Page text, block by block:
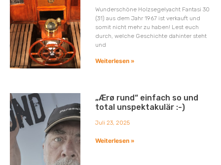
Wunderschöne Holzsegelyacht Fantasi 30
(31) aus dem Jahr 1967 ist verkauft und
somit nicht mehr zu haben! Lest euch
durch, welche Geschichte dahinter steht
und
Weiterlesen »
„Ærø rund“ einfach so und
total unspektakulär :-)
Juli 23, 2025
Weiterlesen »